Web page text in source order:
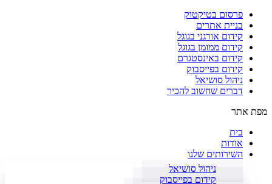
פרסום בטיקטוק
בניית אתרים
קידום אורגני בגוגל
קידום ממומן בגוגל
קידום באינסטגרם
קידום בפייסבוק
ניהול סושיאל
דברים שחשוב להכיר
מפת אתר
בית
אודות
השירותים שלנו
ניהול סושיאל
קידום בפייסבוק